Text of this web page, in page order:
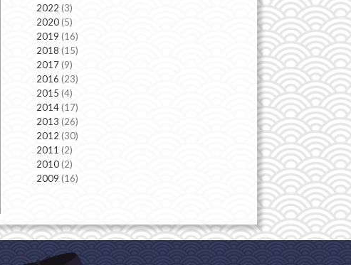
2022 (3)
2020 (5)
2019 (16)
2018 (15)
2017 (9)
2016 (23)
2015 (4)
2014(17)
2013 (26)
2012 (30)
2011 (2)
2010(2)
2009 (16)